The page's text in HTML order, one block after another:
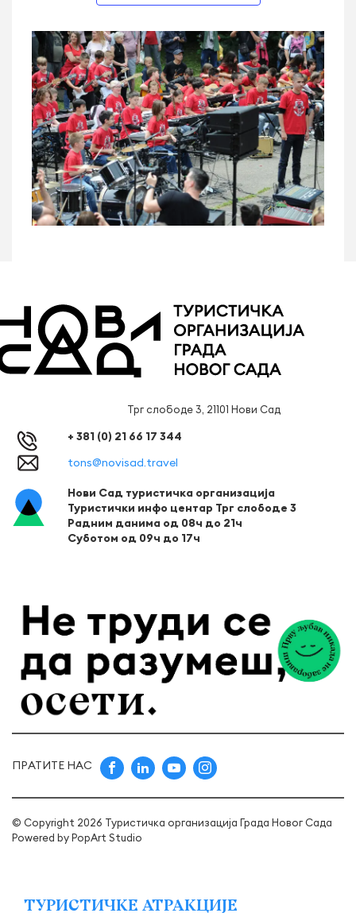
Трг слободе 3, 21101 Нови Сад
+ 381 (0) 21 66 17 344
tons@novisad.travel
Нови Сад туристичка организација
Туристички инфо центар Трг слободе 3
Радним данима од 08ч до 21ч
Суботом од 09ч до 17ч
ПРАТИТЕ НАС
© Copyright 2026 Туристичка организација Града Новог Сада
Powered byPopArt Studio
ТУРИСТИЧКЕ АТРАКЦИЈЕ